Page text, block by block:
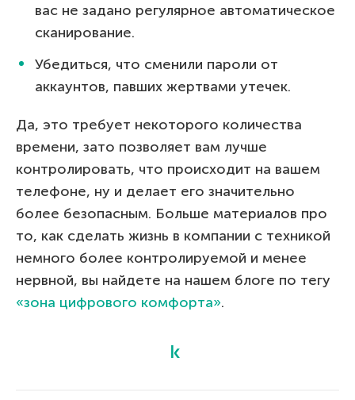
вас не задано регулярное автоматическое
сканирование.
Убедиться, что сменили пароли от
аккаунтов, павших жертвами утечек.
Да, это требует некоторого количества
времени, зато позволяет вам лучше
контролировать, что происходит на вашем
телефоне, ну и делает его значительно
более безопасным. Больше материалов про
то, как сделать жизнь в компании с техникой
немного более контролируемой и менее
нервной, вы найдете на нашем блоге по тегу
«зона цифрового комфорта».